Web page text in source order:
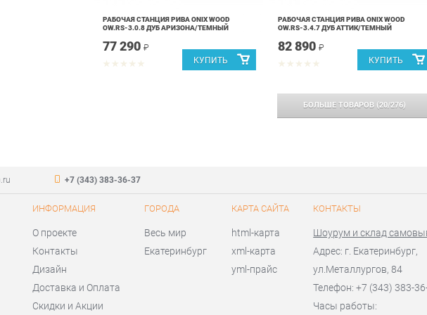
РАБОЧАЯ СТАНЦИЯ РИВА ONIX WOOD
OW.RS-3.0.8 ДУБ АРИЗОНА/ТЕМНЫЙ
77 290 ₽
РАБОЧАЯ СТАНЦИЯ РИВА ONIX WOOD
OW.RS-3.4.7 ДУБ АТТИК/ТЕМНЫЙ
82 890 ₽
БОЛЬШЕ ТОВАРОВ(20/276)
+7 (343) 383-36-37
ИНФОРМАЦИЯ
О проекте
Контакты
Дизайн
Доставка и Оплата
Скидки и Акции
ГОРОДА
Весь мир
Екатеринбург
КАРТА САЙТА
html-карта
xml-карта
yml-прайс
КОНТАКТЫ
Шоурум и склад
Адрес: г. Екатеринбург,
ул.Металлургов, 84
Телефон: +7 (343) 383-
Часы работы: